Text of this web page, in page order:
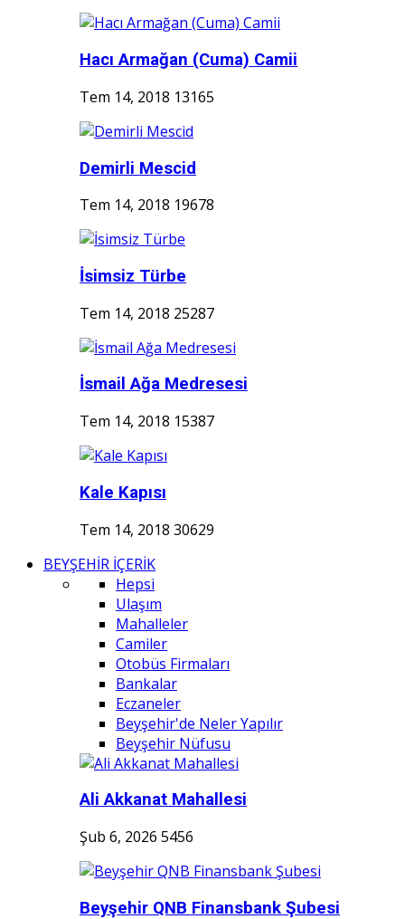
Hacı Armağan (Cuma) Camii
Tem 14, 2018 13165
Demirli Mescid
Tem 14, 2018 19678
İsimsiz Türbe
Tem 14, 2018 25287
İsmail Ağa Medresesi
Tem 14, 2018 15387
Kale Kapısı
Tem 14, 2018 30629
BEYŞEHİR İÇERİK
Hepsi
Ulaşım
Mahalleler
Camiler
Otobüs Firmaları
Bankalar
Eczaneler
Beyşehir'de Neler Yapılır
Beyşehir Nüfusu
Ali Akkanat Mahallesi
Şub 6, 2026 5456
Beyşehir QNB Finansbank Şubesi